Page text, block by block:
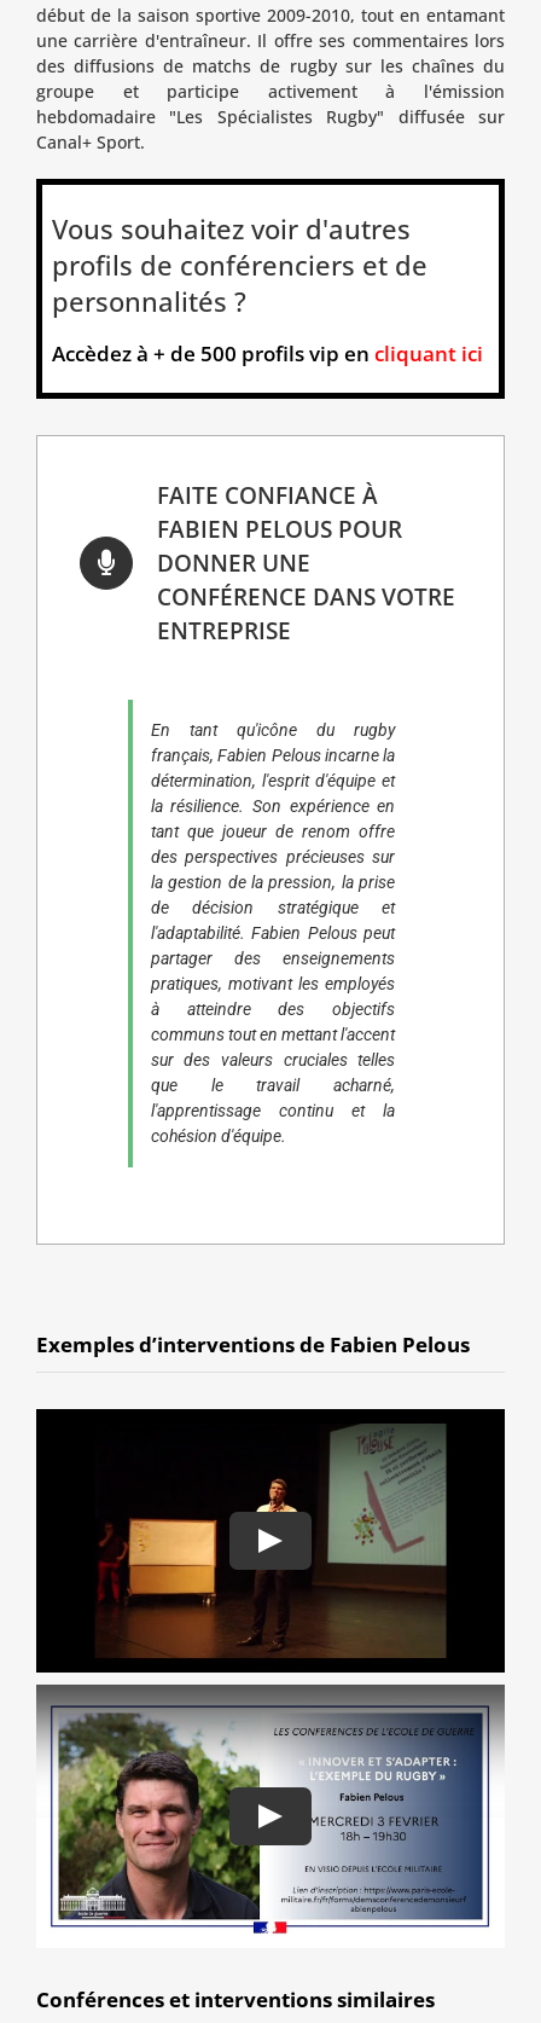
début de la saison sportive 2009-2010, tout en entamant
une carrière d'entraîneur. Il offre ses commentaires lors
des diffusions de matchs de rugby sur les chaînes du
groupe et participe activement à l'émission
hebdomadaire "Les Spécialistes Rugby" diffusée sur
Canal+ Sport.
Vous souhaitez voir d'autres
profils de conférenciers et de
personnalités ?
Accèdez à + de 500 profils vip en cliquant ici
FAITE CONFIANCE À
FABIEN PELOUS POUR
DONNER UNE
CONFÉRENCE DANS VOTRE
ENTREPRISE
En tant qu'icône du rugby
français, Fabien Pelous incarne la
détermination, l'esprit d'équipe et
la résilience. Son expérience en
tant que joueur de renom offre
des perspectives précieuses sur
la gestion de la pression, la prise
de décision stratégique et
l'adaptabilité. Fabien Pelous peut
partager des enseignements
pratiques, motivant les employés
à atteindre des objectifs
communs tout en mettant l'accent
sur des valeurs cruciales telles
que le travail acharné,
l'apprentissage continu et la
cohésion d'équipe.
Exemples d’interventions de Fabien Pelous
Conférences et interventions similaires